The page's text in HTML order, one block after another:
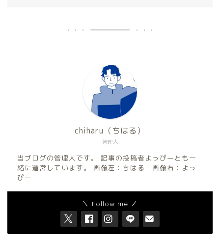
管理人
chiharu（ちはる）
当ブログの管理人です。 記事の投稿者よっぴーとも一
緒に運営しています。 画像左：ちはる 画像右：よっ
ぴー
＼ Follow me ／